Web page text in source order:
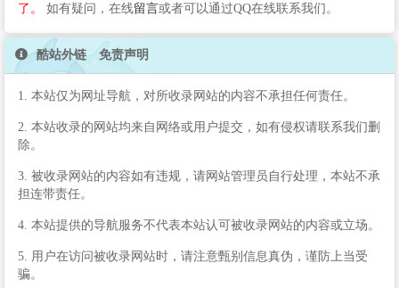
了。
如有疑问，在线留言或者可以通过QQ在线联系我们。
酷站外链 免责声明
1. 本站仅为网址导航，对所收录网站的内容不承担任何责任。
2. 本站收录的网站均来自网络或用户提交，如有侵权请联系我们删
除。
3. 被收录网站的内容如有违规，请网站管理员自行处理，本站不承
担连带责任。
4. 本站提供的导航服务不代表本站认可被收录网站的内容或立场。
5. 用户在访问被收录网站时，请注意甄别信息真伪，谨防上当受
骗。